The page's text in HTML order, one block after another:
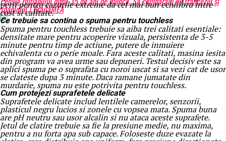
spaniolul | BrailaMEA
perii pentru cazurile extreme da cel mai bun echilibru intre
cost si calitate.
Ce trebuie sa contina o spuma pentru touchless
Spuma pentru touchless trebuie sa aiba trei calitati esentiale:
densitate mare pentru acoperire vizuala, persistenta de 3-5
minute pentru timp de actiune, putere de inmuiere
echivalenta cu o perie moale. Fara aceste calitati, masina iesita
din program va avea urme sau depuneri. Testul decisiv este sa
aplici spuma pe o suprafata cu noroi uscat si sa vezi cat de usor
se clateste dupa 3 minute. Daca ramane jumatate din
murdarie, spuma nu este potrivita pentru touchless.
Cum protejezi suprafetele delicate
Suprafetele delicate includ lentilele camerelor, senzorii,
plasticul negru lucios si zonele cu vopsea mata. Spuma buna
are pH neutru sau usor alcalin si nu ataca aceste suprafete.
Jetul de clatire trebuie sa fie la presiune medie, nu maxima,
pentru a nu forta apa sub capace. Foloseste duze evazate la